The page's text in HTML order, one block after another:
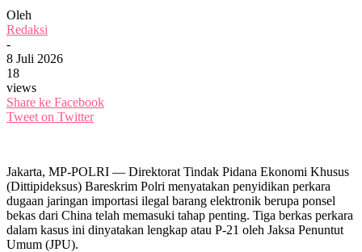
Oleh
Redaksi
-
8 Juli 2026
18
views
Share ke Facebook
Tweet on Twitter
Jakarta, MP-POLRI — Direktorat Tindak Pidana Ekonomi Khusus
(Dittipideksus) Bareskrim Polri menyatakan penyidikan perkara
dugaan jaringan importasi ilegal barang elektronik berupa ponsel
bekas dari China telah memasuki tahap penting. Tiga berkas perkara
dalam kasus ini dinyatakan lengkap atau P-21 oleh Jaksa Penuntut
Umum (JPU).